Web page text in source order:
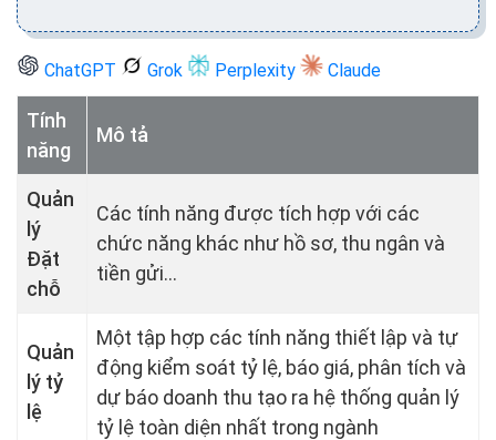
ChatGPT Grok Perplexity Claude
Tính
năng
Mô tả
Quản
lý
Đặt
chỗ
Các tính năng được tích hợp với các
chức năng khác như hồ sơ, thu ngân và
tiền gửi...
Quản
lý tỷ
lệ
Một tập hợp các tính năng thiết lập và tự
động kiểm soát tỷ lệ, báo giá, phân tích và
dự báo doanh thu tạo ra hệ thống quản lý
tỷ lệ toàn diện nhất trong ngành